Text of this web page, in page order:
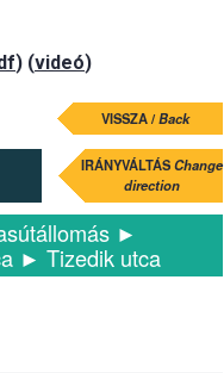
) (videó)
VISSZA /Back
IRÁNYVÁLTÁSChange
direction
►
► Tizedik utca